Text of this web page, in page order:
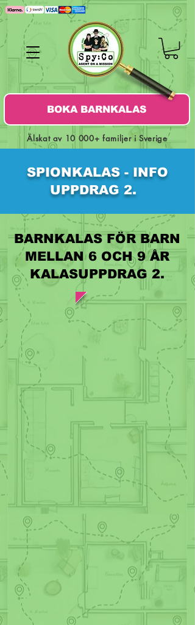
BOKA BARNKALAS
Älskat av 10 000+ familjer i Sverige
SPIONKALAS - INFO
UPPDRAG 2.
BARNKALAS FÖR BARN
MELLAN 6 OCH 9 ÅR
​KALASUPPDRAG 2.